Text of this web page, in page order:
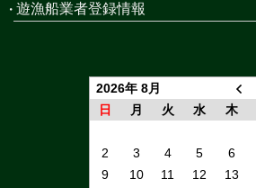
遊漁船業者登録情報
2026年 8月
日
月 火 水 木
2
3 4 5 6
9
10 11 12 13